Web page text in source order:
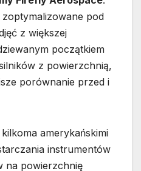
pod
z większej
początkiem
z powierzchnią,
porównanie przed i
amerykańskimi
instrumentów
na powierzchnię